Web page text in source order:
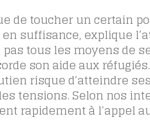
de toucher un certain
suffisance, explique
tous les moyens de
son aide aux
risque d’atteindre
tensions. Selon nos
rapidement à l’appel